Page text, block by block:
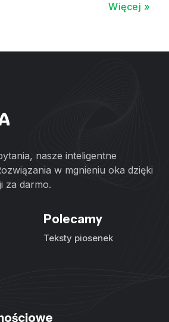
Więcej »
nasze inteligentne
w mgnieniu oka dzięki
za darmo.
Polecamy
Teksty piosenek